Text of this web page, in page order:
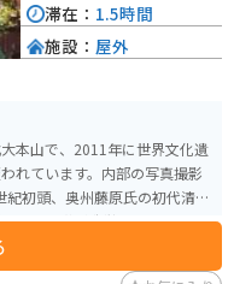
本山で、2011年に世界文化遺
れています。内部の写真撮影
くの堂塔が造営されました。
乱で亡くなった人々の霊を慰
滞在： 1.5時間
施設： 屋外